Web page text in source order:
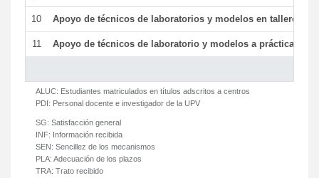
10 Apoyo de técnicos de laboratorios y modelos en talleres/
11 Apoyo de técnicos de laboratorio y modelos a prácticas y
ALUC: Estudiantes matriculados en títulos adscritos a centros
PDI: Personal docente e investigador de la UPV
SG: Satisfacción general
INF: Información recibida
SEN: Sencillez de los mecanismos
PLA: Adecuación de los plazos
TRA: Trato recibido